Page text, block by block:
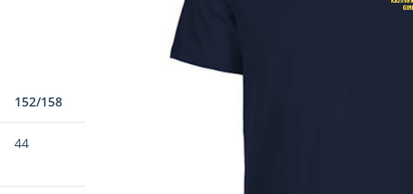
152/158
44